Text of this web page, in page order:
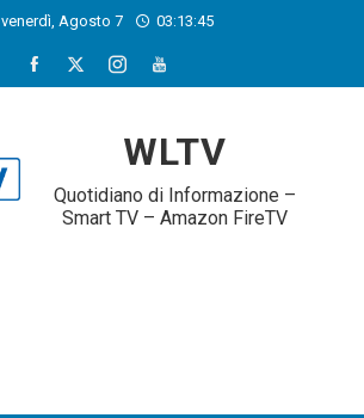
venerdì, Agosto 7 03:13:46
WLTV
Quotidiano di Informazione –
Smart TV – Amazon FireTV